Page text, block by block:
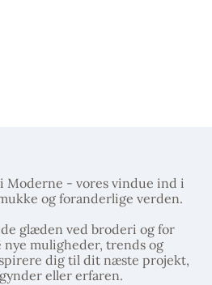
Moderne - vores vindue ind i
og foranderlige verden.
glæden ved broderi og for
muligheder, trends og
dig til dit næste projekt,
eller erfaren.